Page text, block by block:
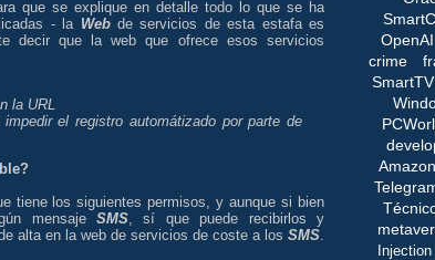
que se explique en detalle todo lo que se ha
- la Webde servicios de esta estafa es
decir que la web que ofrece esos servicios
la URL
el registro automátizado por parte de
tiene los siguientes permisos, y aunque si bien
mensaje SMS, sí que puede recibirlos y
alta en la web de servicios de coste a los SMS.
OpenAI
crime
SmartTV
Amazon
Injection